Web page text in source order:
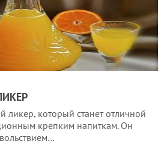
который станет отличной
крепким напиткам. Он